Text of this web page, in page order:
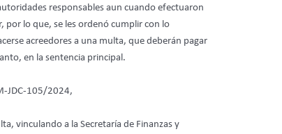
responsables aun cuando efectuaron
por lo que, se les ordenó cumplir con lo
acreedores a una multa, que deberán pagar
en la sentencia principal.
JDC-105/2024,
vinculando a la Secretaría de Finanzas y